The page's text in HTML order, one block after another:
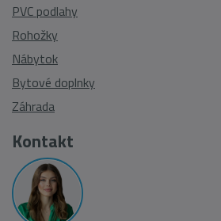
PVC podlahy
Rohožky
Nábytok
Bytové doplnky
Záhrada
Kontakt